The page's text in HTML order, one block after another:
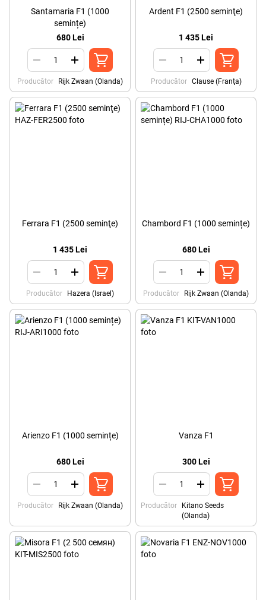
Santamaria F1 (1000
semințe)
680 Lei
Producător Rijk Zwaan (Olanda)
Ardent F1 (2500 seminţe)
1 435 Lei
Producător Clause (Franţa)
Ferrara F1 (2500 seminţe)
1 435 Lei
Producător Hazera (Israel)
Chambord F1 (1000 semințe)
680 Lei
Producător Rijk Zwaan (Olanda)
Arienzo F1 (1000 semințe)
680 Lei
Producător Rijk Zwaan (Olanda)
Vanza F1
300 Lei
Producător
Kitano Seeds
(Olanda)